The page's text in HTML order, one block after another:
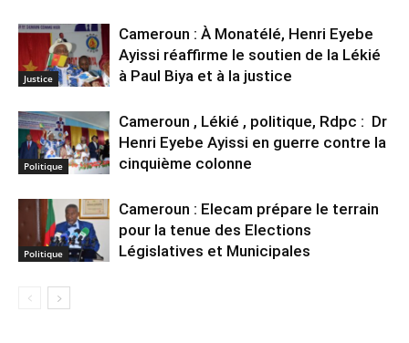
Justice
Cameroun : À Monatélé, Henri Eyebe
Ayissi réaffirme le soutien de la Lékié
à Paul Biya et à la justice
Politique
Cameroun , Lékié , politique, Rdpc : Dr
Henri Eyebe Ayissi en guerre contre la
cinquième colonne
Politique
Cameroun : Elecam prépare le terrain
pour la tenue des Elections
Législatives et Municipales